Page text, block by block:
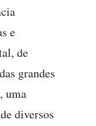
e
de
grandes
uma
diversos